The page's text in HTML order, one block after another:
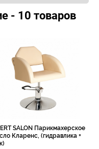
- 10 товаров
SALON Парикмахерское
Кларенс, (гидравлика +